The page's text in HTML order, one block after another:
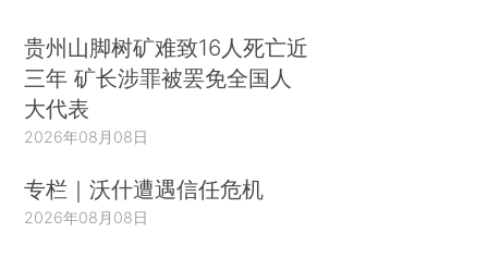
贵州山脚树矿难致16人死亡近
三年 矿长涉罪被罢免全国人
大代表
2026年08月08日
专栏｜沃什遭遇信任危机
2026年08月08日